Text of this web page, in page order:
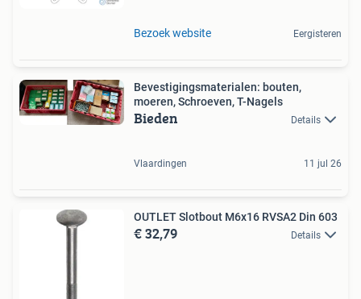
Bezoek website Eergisteren
Bevestigingsmaterialen: bouten,
moeren, Schroeven, T-Nagels
Bieden Details
Vlaardingen 11 jul 26
OUTLET Slotbout M6x16 RVSA2 Din 603
€ 32,79 Details